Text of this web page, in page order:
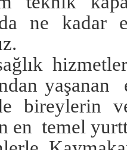
da ne kadar
bireylerin
en temel